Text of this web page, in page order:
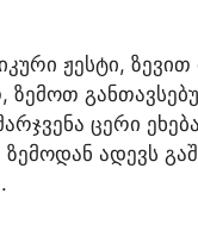
ჟესტი,
ცერი
ადევს